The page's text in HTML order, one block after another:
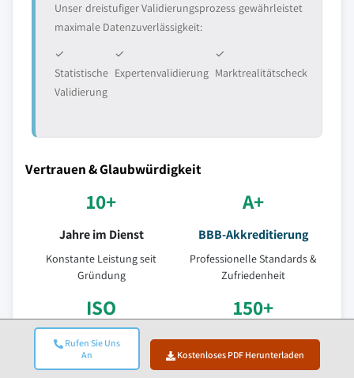
Rufen Sie Uns
An
Kostenloses PDF Herunterladen
Unser dreistufiger Validierungsprozess gewährleistet
maximale Datenzuverlässigkeit:
✓
Statistische
Validierung
✓
Expertenvalidierung
✓
Marktrealitätscheck
Vertrauen & Glaubwürdigkeit
10+
Jahre im Dienst
Konstante Leistung seit
Gründung
A+
BBB-Akkreditierung
Professionelle Standards &
Zufriedenheit
ISO
Zertifizierte Qualität
ISO 9001-2015 zertifiziertes
150+
Forschungsanalytiker